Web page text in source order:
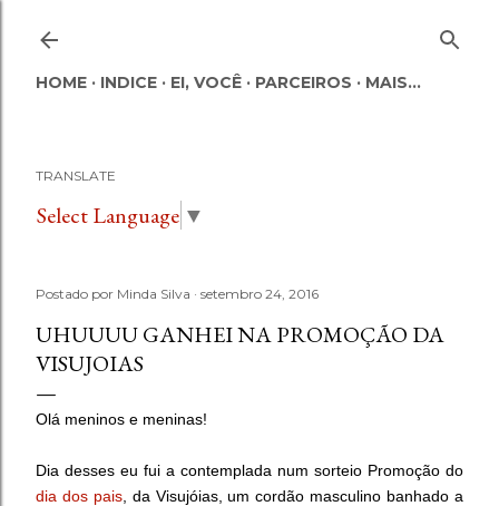
HOME INDICE EI, VOCÊ PARCEIROS MAIS…
TRANSLATE
Select Language ▼
Postado por Minda Silva setembro 24, 2016
UHUUUU GANHEI NA PROMOÇÃO DA
VISUJOIAS
Olá meninos e meninas!
Dia desses eu fui a contemplada num sorteio Promoção do
dia dos pais, da Visujóias, um cordão masculino banhado a